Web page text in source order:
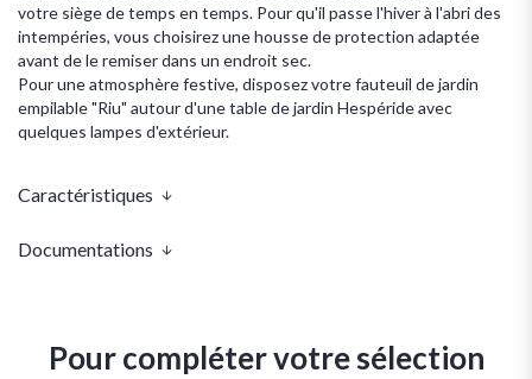
votre siège de temps en temps. Pour qu'il passe l'hiver à l'abri des
intempéries, vous choisirez une housse de protection adaptée
avant de le remiser dans un endroit sec.
Pour une atmosphère festive, disposez votre fauteuil de jardin
empilable "Riu" autour d'une table de jardin Hespéride avec
quelques lampes d'extérieur.
Caractéristiques
Documentations
Pour compléter votre sélection